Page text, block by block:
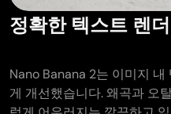
정확한 텍스트 렌
Nano Banana 2는 이미지
게 개선했습니다. 왜곡과 오